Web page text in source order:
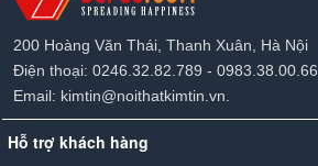
200 Hoàng Văn Thái, Thanh Xuân, Hà Nội
Điện thoại: 0246.32.82.789 - 0983.38.00.66.
Email: kimtin@noithatkimtin.vn.
Hỗ trợ khách hàng